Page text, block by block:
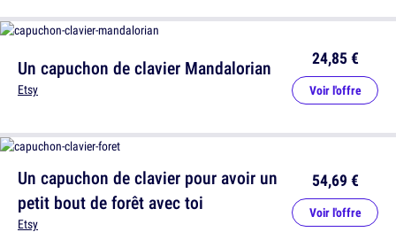
Un capuchon de clavier pour avoir un
petit bout de forêt avec toi
Etsy
54,69 €
Voir l'offre
Un capuchon de clavier Mandalorian
Etsy
24,85 €
Voir l'offre